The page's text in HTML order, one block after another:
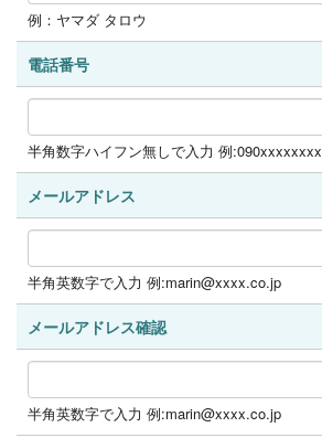
例：ヤマダ タロウ
電話番号
半角数字ハイフン無しで入力 例:090xxxxxxxx
メールアドレス
半角英数字で入力 例:marin@xxxx.co.jp
メールアドレス確認
半角英数字で入力 例:marin@xxxx.co.jp